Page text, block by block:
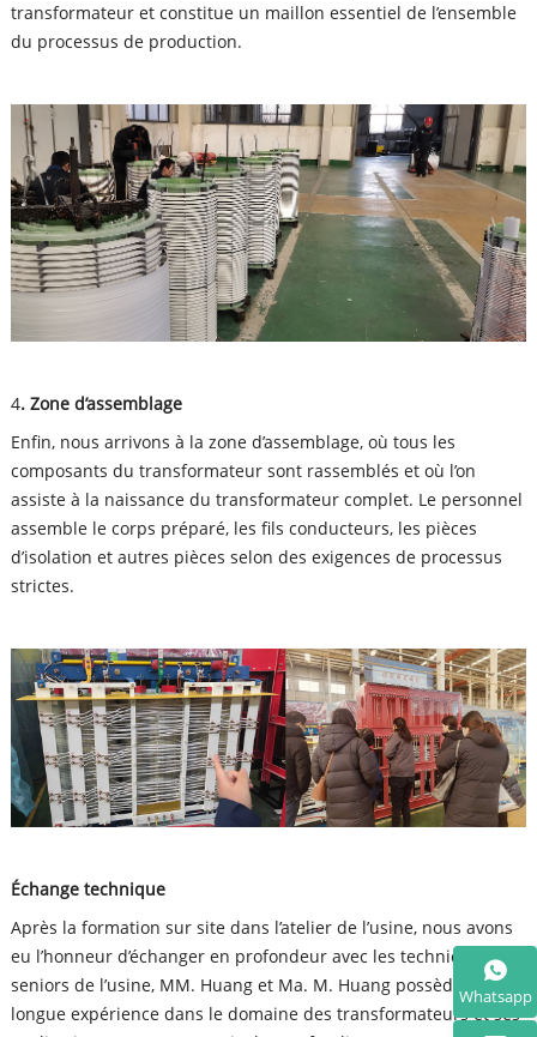
transformateur et constitue un maillon essentiel de l’ensemble
du processus de production.
4. Zone d’assemblage
Enfin, nous arrivons à la zone d’assemblage, où tous les
composants du transformateur sont rassemblés et où l’on
assiste à la naissance du transformateur complet. Le personnel
assemble le corps préparé, les fils conducteurs, les pièces
d’isolation et autres pièces selon des exigences de processus
strictes.
Échange technique
Après la formation sur site dans l’atelier de l’usine, nous avons
eu l’honneur d’échanger en profondeur avec les techniciens
seniors de l’usine, MM. Huang et Ma. M. Huang possède une
longue expérience dans le domaine des transformateurs et ses
Whatsapp